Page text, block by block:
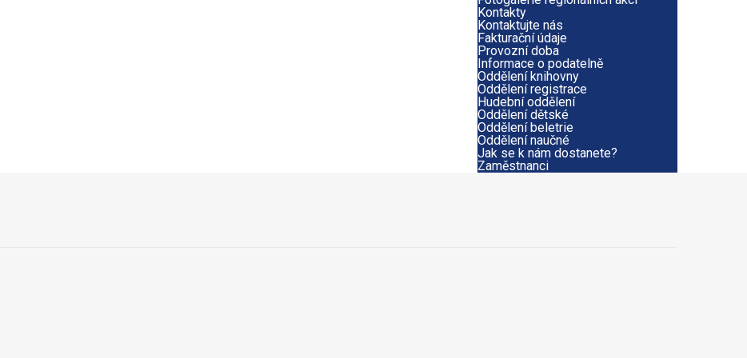
Kontakty
Kontaktujte nás
Fakturační údaje
Provozní doba
Informace o podatelně
Oddělení knihovny
Oddělení registrace
Hudební oddělení
Oddělení dětské
Oddělení beletrie
Oddělení naučné
Jak se k nám dostanete?
Zaměstnanci